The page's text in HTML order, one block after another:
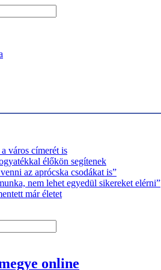
város címerét is
élőkön segítenek
az aprócska csodákat is”
nem lehet egyedül sikereket elérni”
már életet